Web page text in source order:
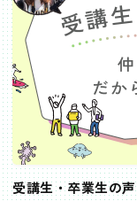
受講生・卒業生の声